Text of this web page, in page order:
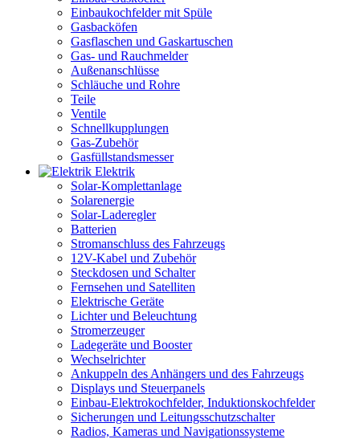
Einbaukochfelder mit Spüle
Gasbacköfen
Gasflaschen und Gaskartuschen
Gas- und Rauchmelder
Außenanschlüsse
Schläuche und Rohre
Teile
Ventile
Schnellkupplungen
Gas-Zubehör
Gasfüllstandsmesser
Elektrik
Solar-Komplettanlage
Solarenergie
Solar-Laderegler
Batterien
Stromanschluss des Fahrzeugs
12V-Kabel und Zubehör
Steckdosen und Schalter
Fernsehen und Satelliten
Elektrische Geräte
Lichter und Beleuchtung
Stromerzeuger
Ladegeräte und Booster
Wechselrichter
Ankuppeln des Anhängers und des Fahrzeugs
Displays und Steuerpanels
Einbau-Elektrokochfelder, Induktionskochfelder
Sicherungen und Leitungsschutzschalter
Radios, Kameras und Navigationssysteme